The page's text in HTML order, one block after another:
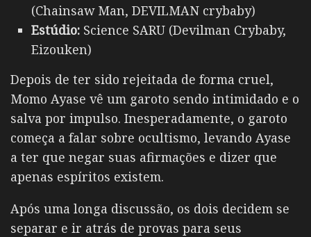
(Chainsaw Man, DEVILMAN crybaby)
Estúdio: Science SARU (Devilman Crybaby,
Eizouken)
Depois de ter sido rejeitada de forma cruel,
Momo Ayase vê um garoto sendo intimidado e o
salva por impulso. Inesperadamente, o garoto
começa a falar sobre ocultismo, levando Ayase
a ter que negar suas afirmações e dizer que
apenas espíritos existem.
Após uma longa discussão, os dois decidem se
separar e ir atrás de provas para seus